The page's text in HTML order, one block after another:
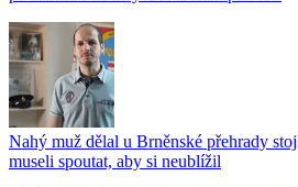
Nahý muž dělal u Brněnské přehrady
museli spoutat, aby si neublížil